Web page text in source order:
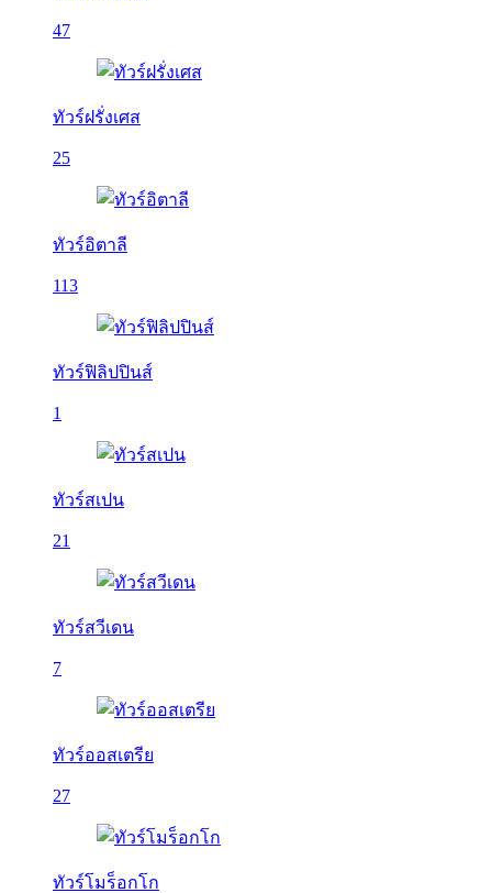
47
ทัวร์ฝรั่งเศส
25
ทัวร์อิตาลี
113
ทัวร์ฟิลิปปินส์
1
ทัวร์สเปน
21
ทัวร์สวีเดน
7
ทัวร์ออสเตรีย
27
ทัวร์โมร็อกโก